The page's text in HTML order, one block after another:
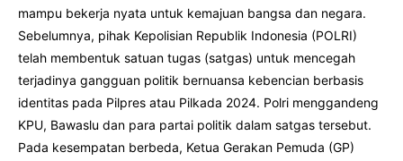
mampu bekerja nyata untuk kemajuan bangsa dan negara.
Sebelumnya, pihak Kepolisian Republik Indonesia (POLRI)
telah membentuk satuan tugas (satgas) untuk mencegah
terjadinya gangguan politik bernuansa kebencian berbasis
identitas pada Pilpres atau Pilkada 2024. Polri menggandeng
KPU, Bawaslu dan para partai politik dalam satgas tersebut.
Pada kesempatan berbeda, Ketua Gerakan Pemuda (GP)